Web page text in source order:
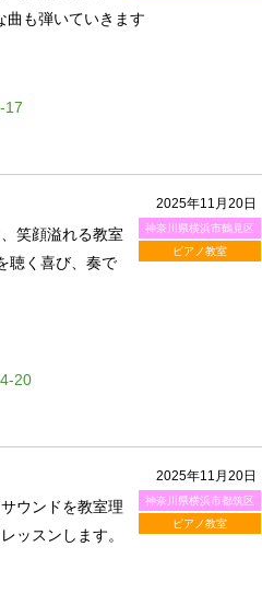
曲も弾いていきます
17
2025年11月20日
神奈川県横浜市鶴見区
ピアノ教室
笑顔溢れる教室
聴く喜び、奏で
20
2025年11月20日
神奈川県横浜市都筑区
ピアノ教室
ウンドを教室理
ッスンします。